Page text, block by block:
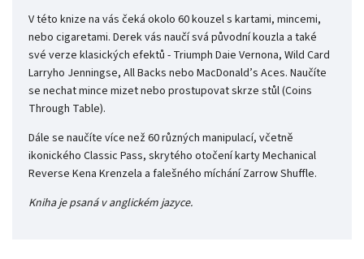
V této knize na vás čeká okolo 60 kouzel s kartami, mincemi,
nebo cigaretami. Derek vás naučí svá původní kouzla a také
své verze klasických efektů - Triumph Daie Vernona, Wild Card
Larryho Jenningse, All Backs nebo MacDonald’s Aces. Naučíte
se nechat mince mizet nebo prostupovat skrze stůl (Coins
Through Table).
Dále se naučíte více než 60 různých manipulací, včetně
ikonického Classic Pass, skrytého otočení karty Mechanical
Reverse Kena Krenzela a falešného míchání Zarrow Shuffle.
Kniha je psaná v anglickém jazyce.